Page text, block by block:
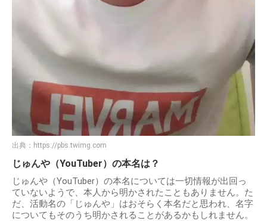
出典： https://pbs.twimg.com
じゅんや（YouTuber）の本名は？
じゅんや（YouTuber）の本名については一切情報が出回っ
ていないようで、本人から明かされたこともありません。た
だ、活動名の「じゅんや」はおそらく本名だと思われ、名字
についてもそのうち明かされることがあるかもしれません。